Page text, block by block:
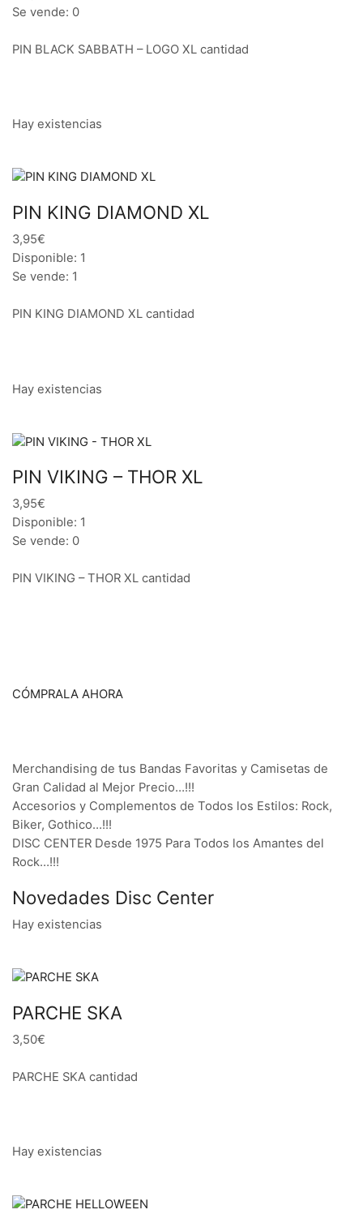
Se vende: 0
PIN BLACK SABBATH – LOGO XL cantidad
Hay existencias
PIN KING DIAMOND XL
3,95€
Disponible: 1
Se vende: 1
PIN KING DIAMOND XL cantidad
Hay existencias
PIN VIKING – THOR XL
3,95€
Disponible: 1
Se vende: 0
PIN VIKING – THOR XL cantidad
CÓMPRALA AHORA
Merchandising de tus Bandas Favoritas y Camisetas de
Gran Calidad al Mejor Precio…!!!
Accesorios y Complementos de Todos los Estilos: Rock,
Biker, Gothico…!!!
DISC CENTER Desde 1975 Para Todos los Amantes del
Rock…!!!
Novedades Disc Center
Hay existencias
PARCHE SKA
3,50€
PARCHE SKA cantidad
Hay existencias